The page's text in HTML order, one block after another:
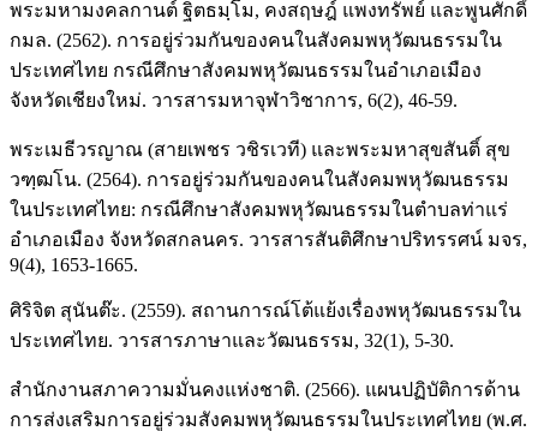
พระมหามงคลกานต์ ฐิตธมฺโม, คงสฤษฎ์ แพงทรัพย์ และพูนศักดิ์
กมล. (2562). การอยู่ร่วมกันของคนในสังคมพหุวัฒนธรรมใน
ประเทศไทย กรณีศึกษาสังคมพหุวัฒนธรรมในอำเภอเมือง
จังหวัดเชียงใหม่. วารสารมหาจุฬาวิชาการ, 6(2), 46-59.
พระเมธีวรญาณ (สายเพชร วชิรเวที) และพระมหาสุขสันติ์ สุข
วฑฺฒโน. (2564). การอยู่ร่วมกันของคนในสังคมพหุวัฒนธรรม
ในประเทศไทย: กรณีศึกษาสังคมพหุวัฒนธรรมในตำบลท่าแร่
อำเภอเมือง จังหวัดสกลนคร. วารสารสันติศึกษาปริทรรศน์ มจร,
9(4), 1653-1665.
ศิริจิต สุนันต๊ะ. (2559). สถานการณ์โต้แย้งเรื่องพหุวัฒนธรรมใน
ประเทศไทย. วารสารภาษาและวัฒนธรรม, 32(1), 5-30.
สำนักงานสภาความมั่นคงแห่งชาติ. (2566). แผนปฏิบัติการด้าน
การส่งเสริมการอยู่ร่วมสังคมพหุวัฒนธรรมในประเทศไทย (พ.ศ.